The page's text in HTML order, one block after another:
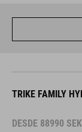
TRIKE FAMILY
DESDE 88990 SEK